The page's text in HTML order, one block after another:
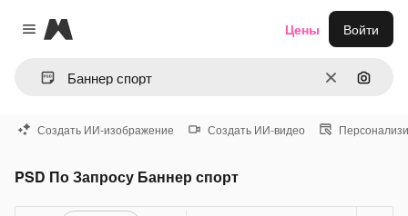
Close menu
Magnific
ОчиститьПоиск
Цены Войти
Создать ИИ-изображение Создать ИИ-видео
PSD По Запросу Баннер спорт